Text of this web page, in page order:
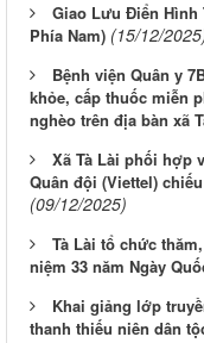
Giao Lưu Điển Hình
Phía Nam) (15/12/
Bệnh viện Quân y
khỏe, cấp thuốc miễn
nghèo trên địa bàn xã
Xã Tà Lài phối hợp
Quân đội (Viettel)
(09/12/2025)
Tà Lài tổ chức
niệm 33 năm Ngày
Khai giảng lớp
thanh thiếu niên dân